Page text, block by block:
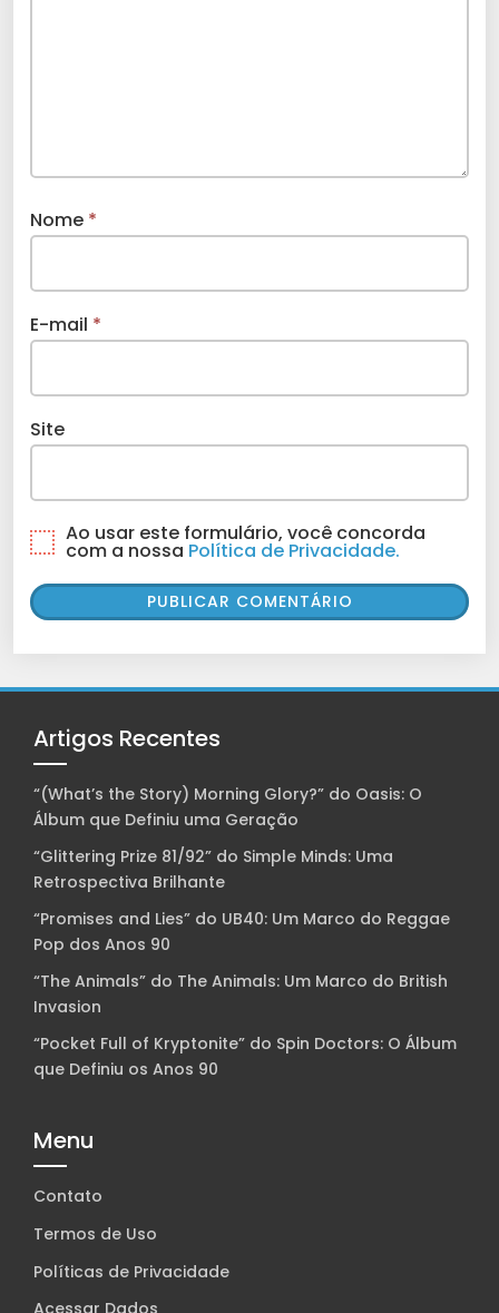
Nome *
E-mail *
Site
Ao usar este formulário, você concorda
com a nossa Política de Privacidade.
Artigos Recentes
“(What’s the Story) Morning Glory?” do Oasis: O
Álbum que Definiu uma Geração
“Glittering Prize 81/92” do Simple Minds: Uma
Retrospectiva Brilhante
“Promises and Lies” do UB40: Um Marco do Reggae
Pop dos Anos 90
“The Animals” do The Animals: Um Marco do British
Invasion
“Pocket Full of Kryptonite” do Spin Doctors: O Álbum
que Definiu os Anos 90
Menu
Contato
Termos de Uso
Políticas de Privacidade